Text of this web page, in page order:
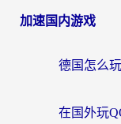
加速国内游戏